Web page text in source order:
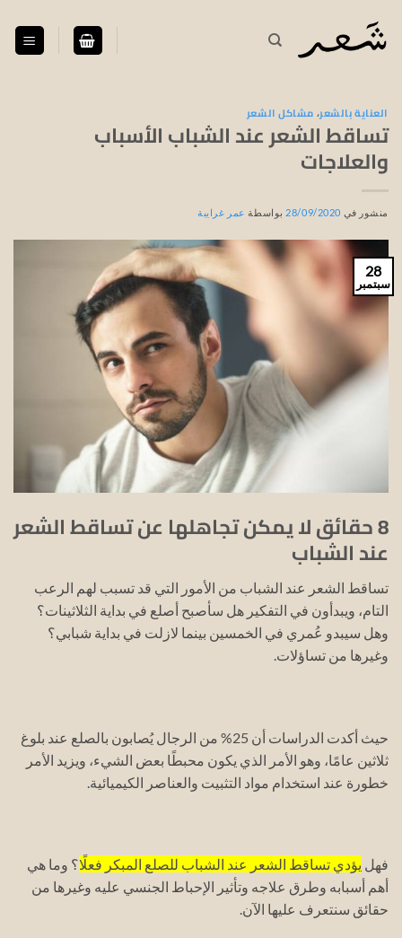
للمحتوى
العناية بالشعر،مشاكل الشعر
تساقط الشعر عند الشباب الأسباب
والعلاجات
منشور في 28/09/2020 بواسطة عمر غرايبة
28
سبتمبر
8 حقائق لا يمكن تجاهلها عن تساقط الشعر
عند الشباب
تساقط الشعر عند الشباب من الأمور التي قد تسبب لهم الرعب
التام، ويبدأون في التفكير هل سأصبح أصلع في بداية الثلاثينات؟
وهل سيبدو عُمري في الخمسين بينما لازلت في بداية شبابي؟
وغيرها من تساؤلات.
حيث أكدت الدراسات أن 25% من الرجال يُصابون بالصلع عند بلوغ
ثلاثين عامًا، وهو الأمر الذي يكون محبطًا بعض الشيء، ويزيد الأمر
خطورة عند استخدام مواد التثبيت والعناصر الكيميائية.
فهل يؤدي تساقط الشعر عند الشباب للصلع المبكر فعلًا؟ وما هي
أهم أسبابه وطرق علاجه وتأثير الإحباط الجنسي عليه وغيرها من
حقائق سنتعرف عليها الآن.